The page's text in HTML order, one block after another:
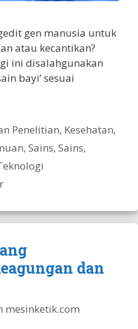
gen manusia untuk
atau kecantikan?
ini disalahgunakan
bayi’ sesuai
Penelitian, Kesehatan,
, Sains, Sains,
dan
mesinketik.com